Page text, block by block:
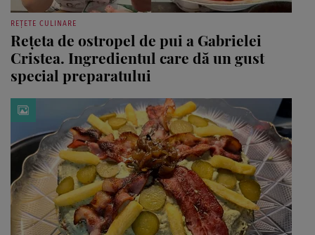
REȚETE CULINARE
Rețeta de ostropel de pui a Gabrielei
Cristea. Ingredientul care dă un gust
special preparatului